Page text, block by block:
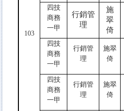
103
四技
商務
一甲
行銷管
理
施
翠
倚
四技
商務
一甲
行銷管
理
施翠
倚
四技
商務
一甲
行銷管
理
施翠
倚